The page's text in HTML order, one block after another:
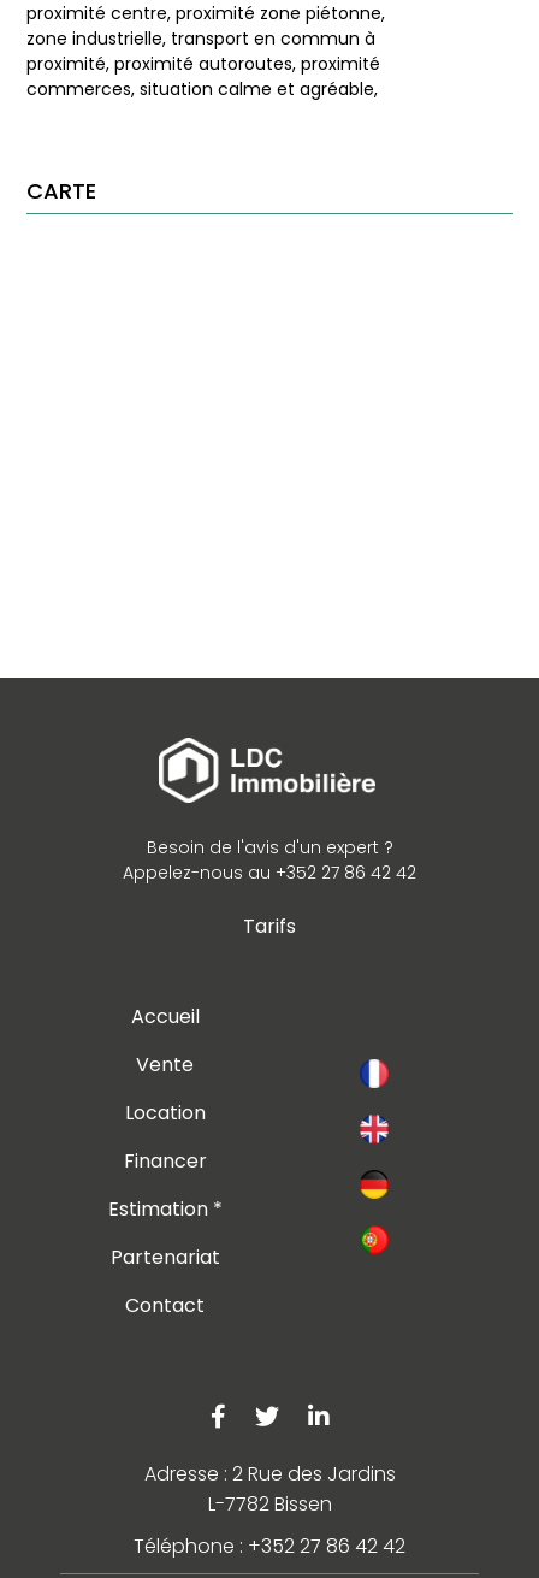
proximité centre, proximité zone piétonne,
zone industrielle, transport en commun à
proximité, proximité autoroutes, proximité
commerces, situation calme et agréable,
CARTE
Besoin de l'avis d'un expert ?
Appelez-nous au +352 27 86 42 42
Tarifs
Accueil
Vente
Location
Financer
Estimation *
Partenariat
Contact
Adresse : 2 Rue des Jardins
L-7782 Bissen
Téléphone : +352 27 86 42 42